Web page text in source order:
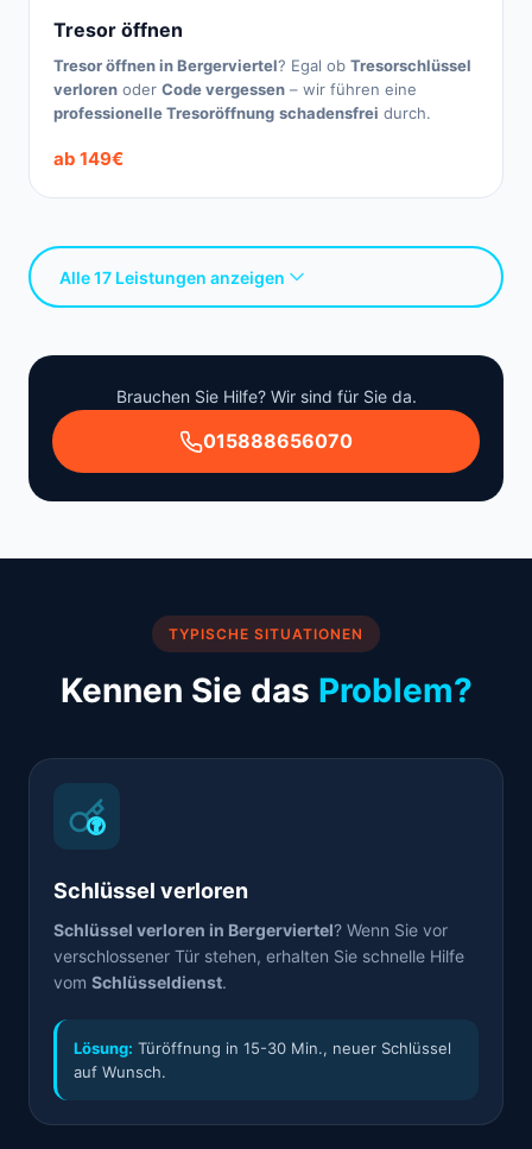
Tresor öffnen
Tresor öffnen in Bergerviertel? Egal ob Tresorschlüssel
verloren oder Code vergessen – wir führen eine
professionelle Tresoröffnung schadensfrei durch.
ab 149€
Alle 17 Leistungen anzeigen
Brauchen Sie Hilfe? Wir sind für Sie da.
015888656070
TYPISCHE SITUATIONEN
Kennen Sie das Problem?
Schlüssel verloren
Schlüssel verloren in Bergerviertel? Wenn Sie vor
verschlossener Tür stehen, erhalten Sie schnelle Hilfe
vom Schlüsseldienst.
Lösung: Türöffnung in 15-30 Min., neuer Schlüssel
auf Wunsch.